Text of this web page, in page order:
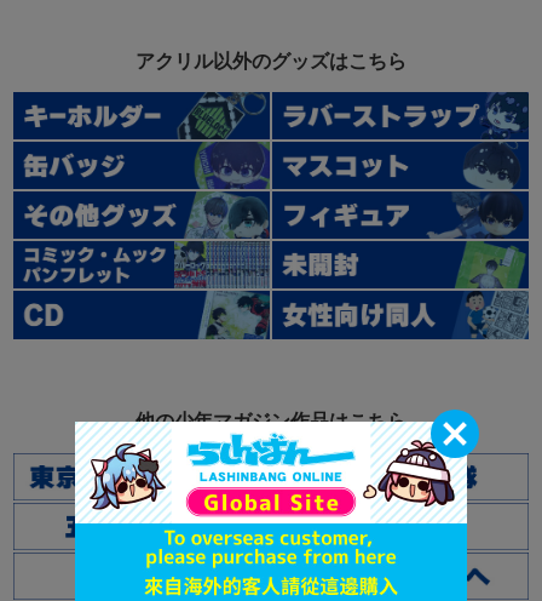
アクリル以外のグッズはこちら
他の少年マガジン作品はこちら